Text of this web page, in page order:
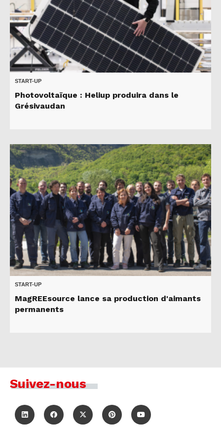
START-UP
Photovoltaïque : Heliup produira dans le
Grésivaudan
START-UP
MagREEsource lance sa production d'aimants
permanents
Suivez-nous